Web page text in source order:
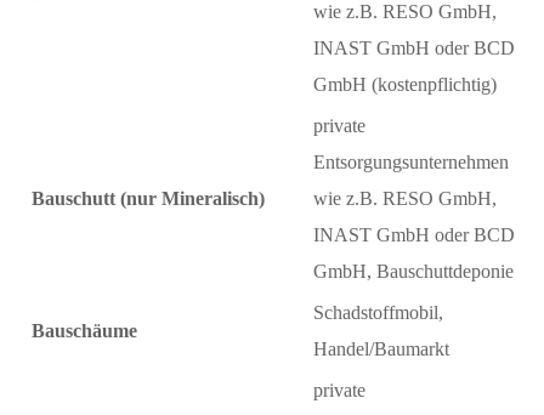
wie z.B. RESO GmbH,
INAST GmbH oder BCD
GmbH (kostenpflichtig)
Bauschutt (nur Mineralisch)
private
Entsorgungsunternehmen
wie z.B. RESO GmbH,
INAST GmbH oder BCD
GmbH, Bauschuttdeponie
Bauschäume
Schadstoffmobil,
Handel/Baumarkt
private